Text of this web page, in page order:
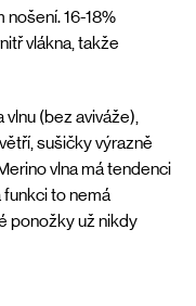
16-18%
vlákna, takže
vlnu (bez aviváže),
sušičky výrazně
vlna má tendenci
to nemá
ponožky už nikdy